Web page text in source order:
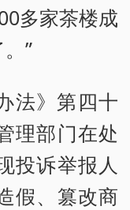
多家茶楼成
”
法》第四十
理部门在处
投诉举报人
假、篡改商